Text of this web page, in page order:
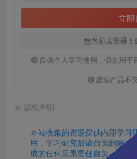
立
您当前未登录
仅供个人学习使用，切勿用于
虚拟产品不
© 版权声明
本站收集的资源仅供内部学习
用，学习研究后请自觉删除，
成的任何后果责任自负。